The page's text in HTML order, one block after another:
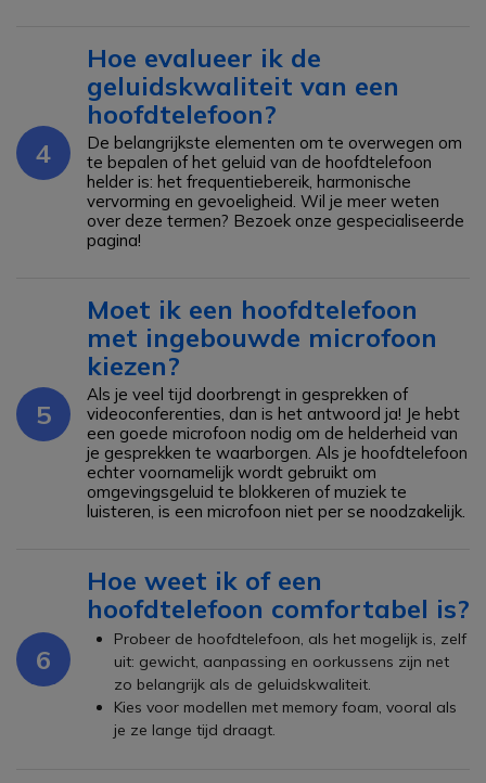
4
Hoe evalueer ik de
geluidskwaliteit van een
hoofdtelefoon?
De belangrijkste elementen om te overwegen om
te bepalen of het geluid van de hoofdtelefoon
helder is: het frequentiebereik, harmonische
vervorming en gevoeligheid. Wil je meer weten
over deze termen? Bezoek onze gespecialiseerde
pagina!
5
Moet ik een hoofdtelefoon
met ingebouwde microfoon
kiezen?
Als je veel tijd doorbrengt in gesprekken of
videoconferenties, dan is het antwoord ja! Je hebt
een goede microfoon nodig om de helderheid van
je gesprekken te waarborgen. Als je hoofdtelefoon
echter voornamelijk wordt gebruikt om
omgevingsgeluid te blokkeren of muziek te
luisteren, is een microfoon niet per se noodzakelijk.
6
Hoe weet ik of een
hoofdtelefoon comfortabel is?
Probeer de hoofdtelefoon, als het mogelijk is, zelf
uit: gewicht, aanpassing en oorkussens zijn net
zo belangrijk als de geluidskwaliteit.
Kies voor modellen met memory foam, vooral als
je ze lange tijd draagt.